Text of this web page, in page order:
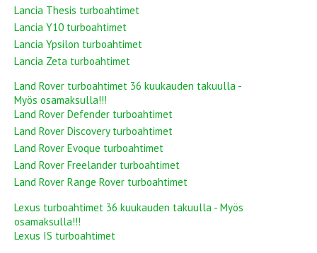
Lancia Thesis turboahtimet
Lancia Y10 turboahtimet
Lancia Ypsilon turboahtimet
Lancia Zeta turboahtimet
Land Rover turboahtimet 36 kuukauden takuulla -
Myös osamaksulla!!!
Land Rover Defender turboahtimet
Land Rover Discovery turboahtimet
Land Rover Evoque turboahtimet
Land Rover Freelander turboahtimet
Land Rover Range Rover turboahtimet
Lexus turboahtimet 36 kuukauden takuulla - Myös
osamaksulla!!!
Lexus IS turboahtimet